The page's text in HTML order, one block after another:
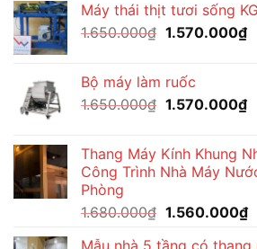
1.650.000₫.
Máy thái thịt tươi sống
1.650.000₫ Giá
1.650.000₫.
1.570.000₫
Bộ máy làm ruốc
1.650.000₫ Giá
1.650.000₫.
1.570.000₫
Thang Máy Kính Khung
Công Trình Nhà Máy
Phòng
1.680.000₫ Giá
1.560.000₫